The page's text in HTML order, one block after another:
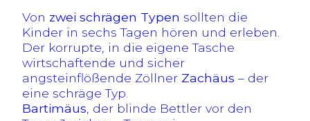
Von zwei schrägen Typen sollten die
Kinder in sechs Tagen hören und erleben.
Der korrupte, in die eigene Tasche
wirtschaftende und sicher
angsteinflößende Zöllner Zachäus – der
eine schräge Typ.
Bartimäus , der blinde Bettler vor den